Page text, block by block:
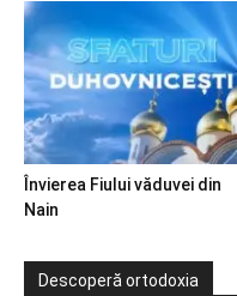
Învierea Fiului văduvei din
Nain
Descoperă ortodoxia